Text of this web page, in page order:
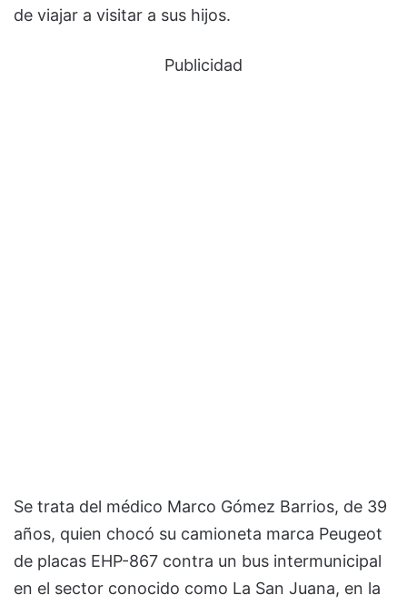
de viajar a visitar a sus hijos.
Publicidad
Se trata del médico Marco Gómez Barrios, de 39
años, quien chocó su camioneta marca Peugeot
de placas EHP-867 contra un bus intermunicipal
en el sector conocido como La San Juana, en la